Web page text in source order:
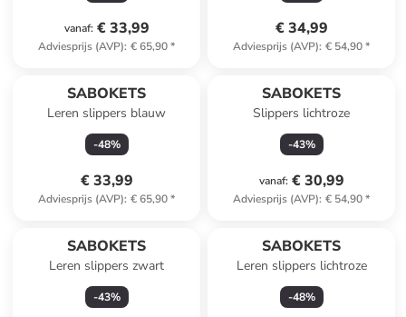
vanaf: € 33,99
Adviesprijs (AVP): € 65,90*
€ 34,99
Adviesprijs (AVP): € 54,90*
SABOKETS
Leren slippers blauw
-48%
€ 33,99
Adviesprijs (AVP): € 65,90*
SABOKETS
Slippers lichtroze
-43%
vanaf: € 30,99
Adviesprijs (AVP): € 54,90*
SABOKETS
Leren slippers zwart
-43%
SABOKETS
Leren slippers lichtroze
-48%